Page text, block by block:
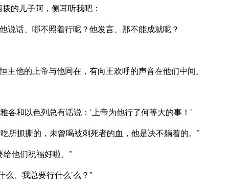
的儿子阿，侧耳听我吧：
说话、哪不照着行呢？他发言、那不能成就呢？
他的上帝与他同在，有向王欢呼的声音在他们中间。
和以色列总有话说：‘上帝为他行了何等大的事！’
所抓撕的，未曾喝被刺死者的血，他是决不躺着的。”
他们祝福好啦。”
、我总要行什么’么？”